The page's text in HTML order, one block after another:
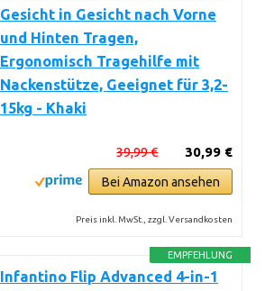
Gesicht in Gesicht nach Vorne
und Hinten Tragen,
Ergonomisch Tragehilfe mit
Nackenstütze, Geeignet für 3,2-
15kg - Khaki
30,99 €
39,99 €
Bei Amazon ansehen
Preis inkl. MwSt., zzgl. Versandkosten
EMPFEHLUNG
Infantino Flip Advanced 4-in-1